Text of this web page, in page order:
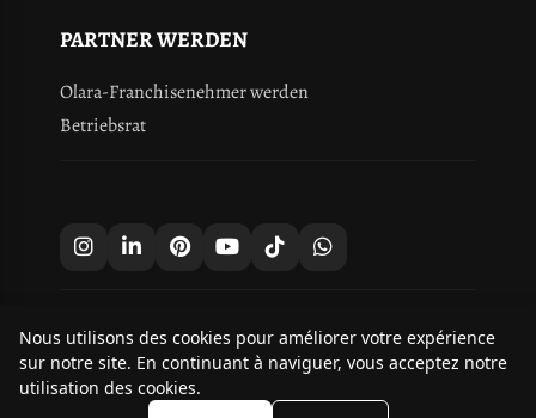
PARTNER WERDEN
Olara-Franchisenehmer werden
Betriebsrat
Droits d'auteur © 2026 Olara.
Nous utilisons des cookies pour améliorer votre expérience
sur notre site. En continuant à naviguer, vous acceptez notre
utilisation des cookies.
9.8 /10
253 avis